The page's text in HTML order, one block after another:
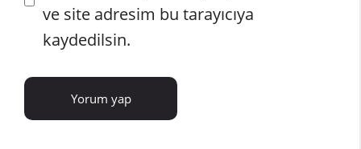
ve site adresim bu tarayıcıya
kaydedilsin.